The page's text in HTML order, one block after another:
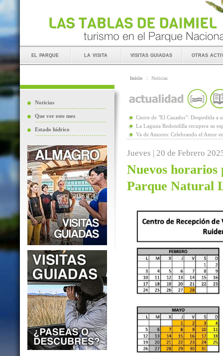
el parque la visita visitas guiadas otras
Noticias
Que ver este mes
Estado hídrico
Inicio :: Noticias
Cierre de "El Cazador": Despedida a
La Laguna Redondilla recupera su
Va de Amores: Celebrando el Amor
Jueves | 20 de Febrero
Nuevos horarios
Parque Natural